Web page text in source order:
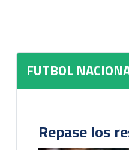
FUTBOL
Repase los